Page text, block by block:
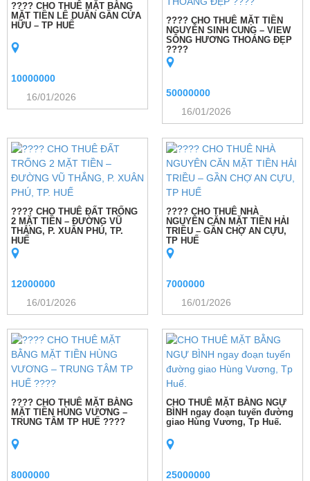
???? CHO THUÊ MẶT BẰNG
MẶT TIỀN LÊ DUẨN GẦN CỬA
HỮU – TP HUẾ
10000000
16/01/2026
???? CHO THUÊ MẶT TIỀN
NGUYỄN SINH CUNG – VIEW
SÔNG HƯƠNG THOÁNG ĐẸP
????
50000000
16/01/2026
???? CHO THUÊ ĐẤT TRỐNG
2 MẶT TIỀN – ĐƯỜNG VŨ
THẮNG, P. XUÂN PHÚ, TP.
HUẾ
12000000
16/01/2026
???? CHO THUÊ NHÀ
NGUYÊN CĂN MẶT TIỀN HẢI
TRIỀU – GẦN CHỢ AN CỰU,
TP HUẾ
7000000
16/01/2026
???? CHO THUÊ MẶT BẰNG
MẶT TIỀN HÙNG VƯƠNG –
TRUNG TÂM TP HUẾ ????
8000000
CHO THUÊ MẶT BẰNG NGỰ
BÌNH ngay đoạn tuyến đường
giao Hùng Vương, Tp Huế.
25000000